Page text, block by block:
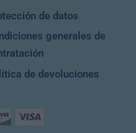
de datos
generales de
de devoluciones